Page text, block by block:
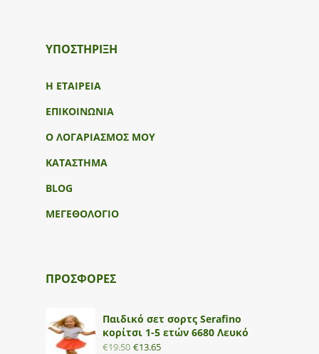
ΥΠΟΣΤΉΡΙΞΗ
Η ΕΤΑΙΡΕΙΑ
ΕΠΙΚΟΙΝΩΝΙΑ
Ο ΛΟΓΑΡΙΑΣΜΟΣ ΜΟΥ
ΚΑΤΑΣΤΗΜΑ
BLOG
ΜΕΓΕΘΟΛΟΓΙΟ
ΠΡΟΣΦΟΡΕΣ
Παιδικό σετ σορτς Serafino
κορίτσι 1-5 ετών 6680 Λευκό
€19.50 €13.65